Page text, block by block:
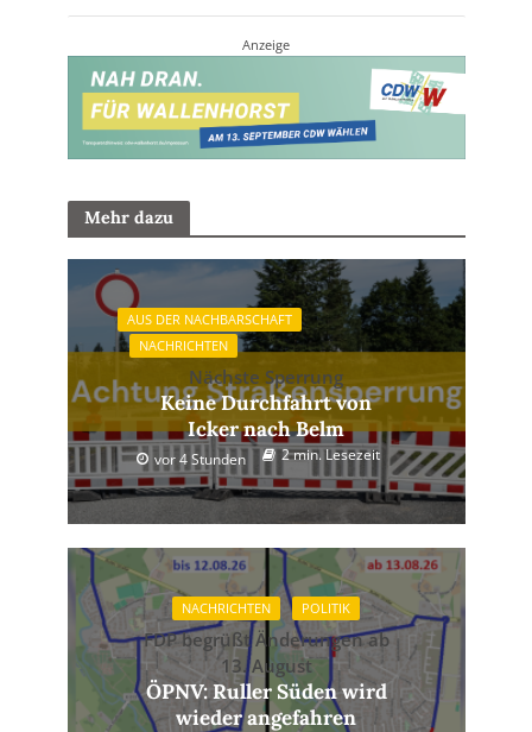
Anzeige
Mehr dazu
AUS DER NACHBARSCHAFT
NACHRICHTEN
Nächste Sperrung
Keine Durchfahrt von
Icker nach Belm
vor 4 Stunden 2 min. Lesezeit
NACHRICHTEN POLITIK
FDP begrüßt Änderungen ab
13. August
ÖPNV: Ruller Süden wird
wieder angefahren